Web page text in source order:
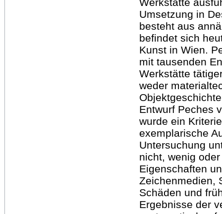
Umsetzung in
besteht aus
befindet sich
Kunst in Wien.
mit tausenden
Werkstätte
weder
Entwurf Peches
wurde ein
exemplarische
Untersuchung
nicht, wenig
Eigenschaften
Zeichenmedien,
Schäden und
Ergebnisse der